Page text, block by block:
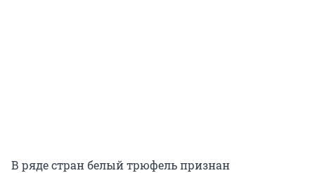
В ряде стран белый трюфель признан